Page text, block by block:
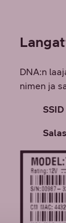
DNA:n
nimen ja